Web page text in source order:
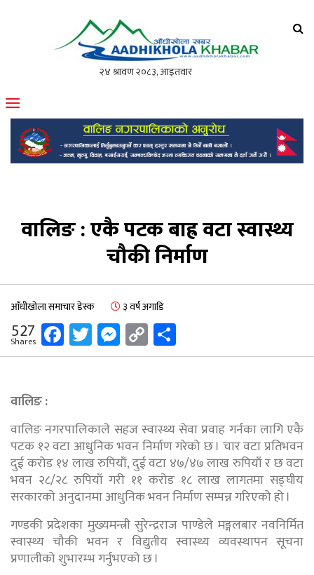
मोफसलकै लोकप्रिय अनलाइन पत्रिका
वालिङ : एकै पटक बाह्र वटा स्वास्थ्य
चौकी निर्माण
आँधीखोला समाचार डेस्क ३ वर्ष अगाडि
527
Shares Facebook
Twitter
Messenger
Copy
Link
वालिङ :
वालिङ नगरपालिकाले सहज स्वास्थ्य सेवा प्रवाह गर्नका लागि एकै
पटक १२ वटा आधुनिक भवन निर्माण गरेको छ । चार वटा प्रतिभवन
दुई करोड १४ लाख रुपियाँ, दुई वटा ४७/४७ लाख रुपियाँ र छ वटा
भवन २८/२८ रुपियाँ गरी ११ करोड १८ लाख लागतमा सङ्घीय
सरकारको अनुदानमा आधुनिक भवन निर्माण सम्पन्न गरिएको हो ।
गण्डकी प्रदेशका मुख्यमन्त्री सुरेन्द्रराज पाण्डेले मङ्गलबार नवनिर्मित
स्वास्थ्य चौकी भवन र विद्युतीय स्वास्थ्य व्यवस्थापन सूचना
प्रणालीको शुभारम्भ गर्नुभएको छ ।